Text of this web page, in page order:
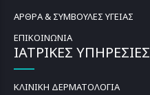
ΑΡΘΡΑ & ΣΥΜΒΟΥΛΕΣ ΥΓΕΙΑΣ
ΕΠΙΚΟΙΝΩΝΙΑ
ΙΑΤΡΙΚΕΣ ΥΠΗΡΕΣΙΕΣ
ΚΛΙΝΙΚΗ ΔΕΡΜΑΤΟΛΟΓΙΑ